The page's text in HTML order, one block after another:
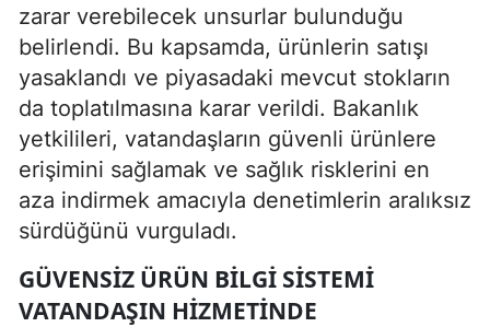
zarar verebilecek unsurlar bulunduğu
belirlendi. Bu kapsamda, ürünlerin satışı
yasaklandı ve piyasadaki mevcut stokların
da toplatılmasına karar verildi. Bakanlık
yetkilileri, vatandaşların güvenli ürünlere
erişimini sağlamak ve sağlık risklerini en
aza indirmek amacıyla denetimlerin aralıksız
sürdüğünü vurguladı.
GÜVENSIZ ÜRÜN BILGI SISTEMI
VATANDAŞIN HIZMETINDE